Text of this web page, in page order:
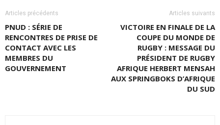
Articles précédents
PNUD : SÉRIE DE
RENCONTRES DE PRISE DE
CONTACT AVEC LES
MEMBRES DU
GOUVERNEMENT
Articles suivants
VICTOIRE EN FINALE DE LA
COUPE DU MONDE DE
RUGBY : MESSAGE DU
PRÉSIDENT DE RUGBY
AFRIQUE HERBERT MENSAH
AUX SPRINGBOKS D’AFRIQUE
DU SUD